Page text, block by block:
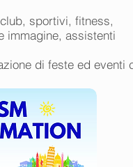
sportivi, fitness,
immagine, assistenti
di feste ed eventi